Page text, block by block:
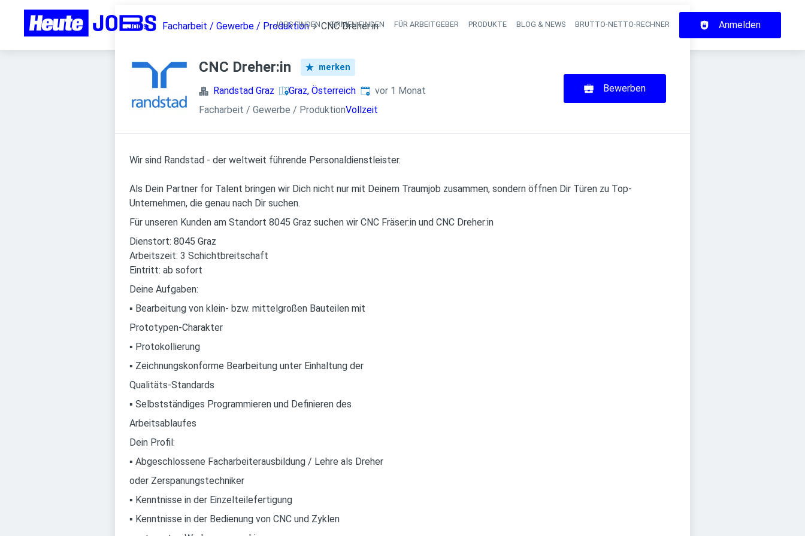
Haupt-Navigation
JOBS FINDEN FIRMEN FINDEN FÜR ARBEITGEBER PRODUKTE BLOG & NEWS BRUTTO-NETTO-RECHNER Anmelden
Jobs Facharbeit / Gewerbe / Produktion CNC Dreher:in
CNC Dreher:in merken
Randstad Graz Graz, Österreich Veröffentlicht:
vor 1 Monat
Facharbeit / Gewerbe / ProduktionVollzeit
Bewerben
Wir sind Randstad - der weltweit führende Personaldienstleister.
Als Dein Partner for Talent bringen wir Dich nicht nur mit Deinem Traumjob zusammen, sondern öffnen Dir Türen zu Top-
Unternehmen, die genau nach Dir suchen.
Für unseren Kunden am Standort 8045 Graz suchen wir CNC Fräser:in und CNC Dreher:in
Dienstort: 8045 Graz
Arbeitszeit: 3 Schichtbreitschaft
Eintritt: ab sofort
Deine Aufgaben:
▪ Bearbeitung von klein- bzw. mittelgroßen Bauteilen mit
Prototypen-Charakter
▪ Protokollierung
▪ Zeichnungskonforme Bearbeitung unter Einhaltung der
Qualitäts-Standards
▪ Selbstständiges Programmieren und Definieren des
Arbeitsablaufes
Dein Profil:
▪ Abgeschlossene Facharbeiterausbildung / Lehre als Dreher
oder Zerspanungstechniker
▪ Kenntnisse in der Einzelteilefertigung
▪ Kenntnisse in der Bedienung von CNC und Zyklen